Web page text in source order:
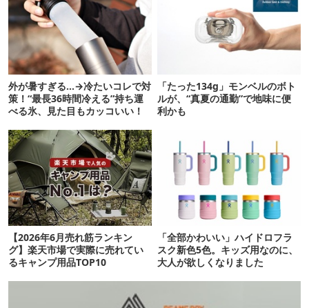
外が暑すぎる…→冷たいコレで対
策！“最長36時間冷える”持ち運
べる氷、見た目もカッコいい！
「たった134g」モンベルのボト
ルが、“真夏の通勤”で地味に便
利かも
【2026年6月売れ筋ランキン
グ】楽天市場で実際に売れてい
るキャンプ用品TOP10
「全部かわいい」ハイドロフラ
スク新色5色。キッズ用なのに、
大人が欲しくなりました